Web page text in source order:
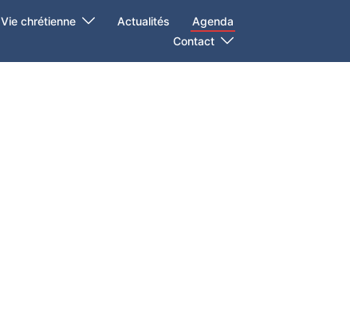
Vie chrétienne Actualités
Agenda
Contact